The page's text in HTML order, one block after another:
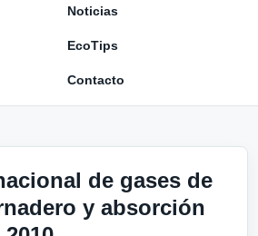
Noticias
EcoTips
Contacto
de gases de
y absorción